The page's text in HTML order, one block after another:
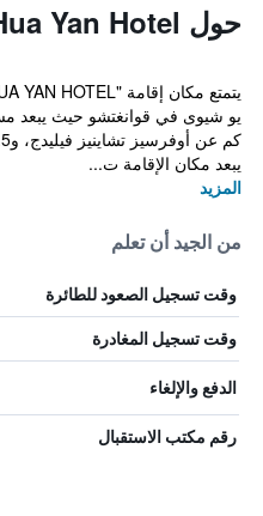
حول Jin Heng Hua Yan Hotel
يبعد مكان الإقامة ت...
المزيد
من الجيد أن تعلم
وقت تسجيل الصعود للطائرة
وقت تسجيل المغادرة
الدفع والإلغاء
رقم مكتب الاستقبال